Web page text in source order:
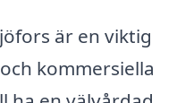
är en viktig
kommersiella